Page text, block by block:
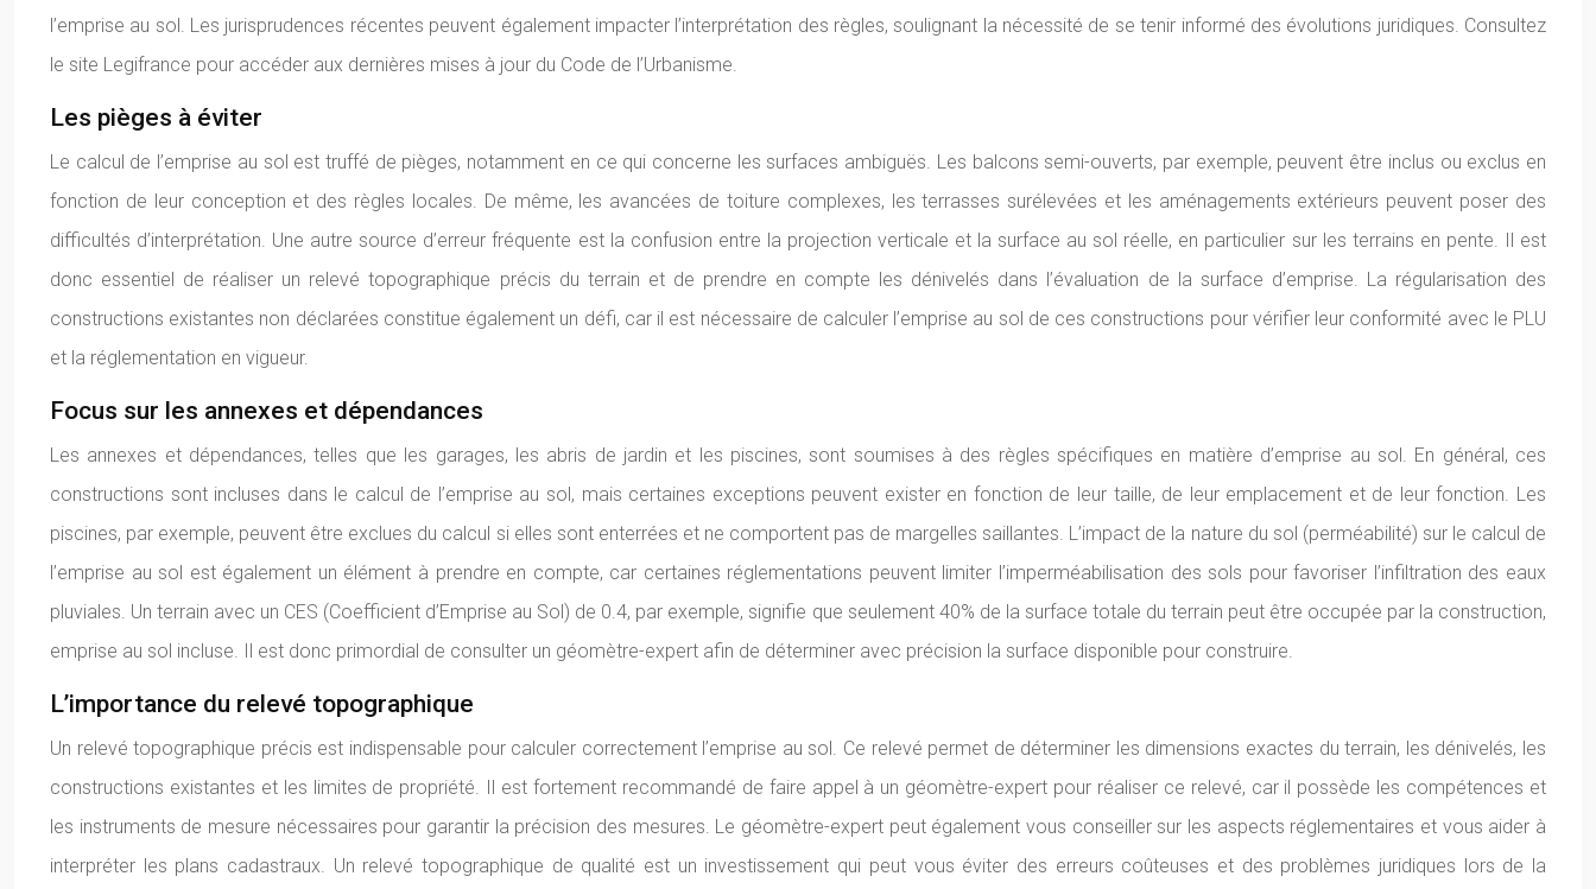
l’emprise au sol. Les jurisprudences récentes peuvent également impacter l’interprétation des règles, soulignant la nécessité de se tenir informé des évolutions juridiques. Consultez
le site Legifrance pour accéder aux dernières mises à jour du Code de l’Urbanisme.
Les pièges à éviter
Le calcul de l’emprise au sol est truffé de pièges, notamment en ce qui concerne les surfaces ambiguës. Les balcons semi-ouverts, par exemple, peuvent être inclus ou exclus en
fonction de leur conception et des règles locales. De même, les avancées de toiture complexes, les terrasses surélevées et les aménagements extérieurs peuvent poser des
difficultés d’interprétation. Une autre source d’erreur fréquente est la confusion entre la projection verticale et la surface au sol réelle, en particulier sur les terrains en pente. Il est
donc essentiel de réaliser un relevé topographique précis du terrain et de prendre en compte les dénivelés dans l’évaluation de la surface d’emprise. La régularisation des
constructions existantes non déclarées constitue également un défi, car il est nécessaire de calculer l’emprise au sol de ces constructions pour vérifier leur conformité avec le PLU
et la réglementation en vigueur.
Focus sur les annexes et dépendances
Les annexes et dépendances, telles que les garages, les abris de jardin et les piscines, sont soumises à des règles spécifiques en matière d’emprise au sol. En général, ces
constructions sont incluses dans le calcul de l’emprise au sol, mais certaines exceptions peuvent exister en fonction de leur taille, de leur emplacement et de leur fonction. Les
piscines, par exemple, peuvent être exclues du calcul si elles sont enterrées et ne comportent pas de margelles saillantes. L’impact de la nature du sol (perméabilité) sur le calcul de
l’emprise au sol est également un élément à prendre en compte, car certaines réglementations peuvent limiter l’imperméabilisation des sols pour favoriser l’infiltration des eaux
pluviales. Un terrain avec un CES (Coefficient d’Emprise au Sol) de 0.4, par exemple, signifie que seulement 40% de la surface totale du terrain peut être occupée par la construction,
emprise au sol incluse. Il est donc primordial de consulter un géomètre-expert afin de déterminer avec précision la surface disponible pour construire.
L’importance du relevé topographique
Un relevé topographique précis est indispensable pour calculer correctement l’emprise au sol. Ce relevé permet de déterminer les dimensions exactes du terrain, les dénivelés, les
constructions existantes et les limites de propriété. Il est fortement recommandé de faire appel à un géomètre-expert pour réaliser ce relevé, car il possède les compétences et
les instruments de mesure nécessaires pour garantir la précision des mesures. Le géomètre-expert peut également vous conseiller sur les aspects réglementaires et vous aider à
interpréter les plans cadastraux. Un relevé topographique de qualité est un investissement qui peut vous éviter des erreurs coûteuses et des problèmes juridiques lors de la